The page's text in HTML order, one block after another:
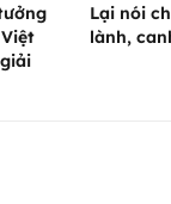
Lại nói
lành,